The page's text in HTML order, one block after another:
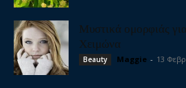
Μυστικά ομορφιάς
Χειμώνα
Beauty Maggie - 13